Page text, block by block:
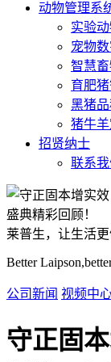
动物管理系
实验
宠物
智慧
育肥
黑猪
猪牛
招贤纳士
联系我
莱普生，让生活
Better
公司新闻 视频中
守正固